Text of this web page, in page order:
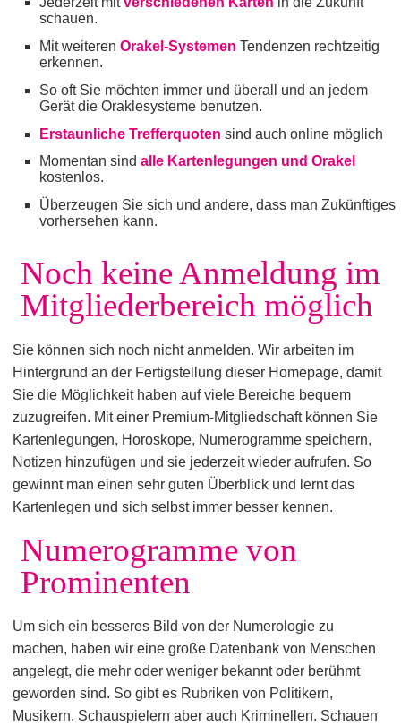
schauen.
Mit weiteren Orakel-Systemen Tendenzen rechtzeitig
erkennen.
So oft Sie möchten immer und überall und an jedem
Gerät die Oraklesysteme benutzen.
Erstaunliche Trefferquoten sind auch online möglich
Momentan sindalle Kartenlegungen und Orakel
kostenlos.
Überzeugen Sie sich und andere, dass man Zukünftiges
vorhersehen kann.
Noch keine Anmeldung im
Mitgliederbereich möglich
Sie können sich noch nicht anmelden. Wir arbeiten im
Hintergrund an der Fertigstellung dieser Homepage, damit
Sie die Möglichkeit haben auf viele Bereiche bequem
zuzugreifen. Mit einer Premium-Mitgliedschaft können Sie
Kartenlegungen, Horoskope, Numerogramme speichern,
Notizen hinzufügen und sie jederzeit wieder aufrufen. So
gewinnt man einen sehr guten Überblick und lernt das
Kartenlegen und sich selbst immer besser kennen.
Numerogramme von
Prominenten
Um sich ein besseres Bild von der Numerologie zu
machen, haben wir eine große Datenbank von Menschen
angelegt, die mehr oder weniger bekannt oder berühmt
geworden sind. So gibt es Rubriken von Politikern,
Musikern, Schauspielern aber auch Kriminellen. Schauen